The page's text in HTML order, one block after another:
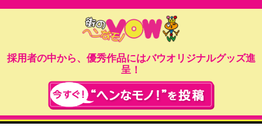
採用者の中から、優秀作品にはバウオリジナルグッズ進
呈！